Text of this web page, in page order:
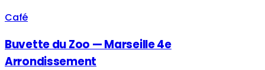
Café
Buvette du Zoo — Marseille 4e
Arrondissement